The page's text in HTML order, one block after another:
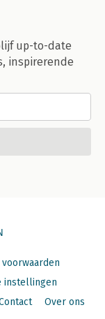
up-to-date
inspirerende
instellingen
Over ons